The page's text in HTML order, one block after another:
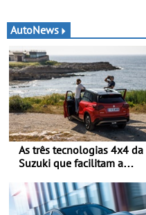
AutoNews
As três tecnologias 4x4 da
Suzuki que facilitam a
férias - A Suzuki
disponibiliza quatro